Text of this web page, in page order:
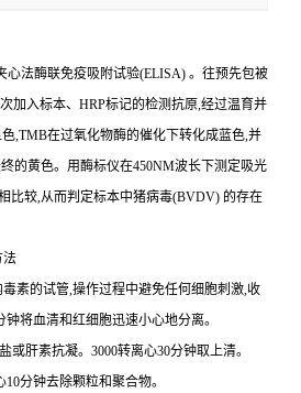
心法酶联免疫吸附试验(ELISA) 。往预先包被
加入标本、 HRP标记的检测抗原,经过温育并
,TMB在过氧化物酶的催化下转化成蓝色,并
的黄色。用酶标仪在450NM波长下测定吸光
比较,从而判定标本中猪病毒(BVDV) 的存在
法
素的试管,操作过程中避免任何细胞刺激,收
钟将血清和红细胞迅速小心地分离。
盐或肝素抗凝。 3000转离心30分钟取上清。
10分钟去除颗粒和聚合物。